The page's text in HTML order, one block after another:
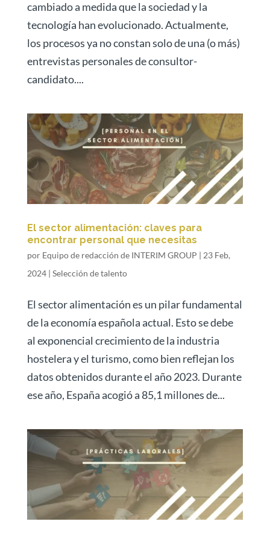
cambiado a medida que la sociedad y la
tecnología han evolucionado. Actualmente,
los procesos ya no constan solo de una (o más)
entrevistas personales de consultor-
candidato....
El sector alimentación: claves para
encontrar personal que necesitas
por Equipo de redacción de INTERIM GROUP | 23 Feb,
2024| Selección de talento
El sector alimentación es un pilar fundamental
de la economía española actual. Esto se debe
al exponencial crecimiento de la industria
hostelera y el turismo, como bien reflejan los
datos obtenidos durante el año 2023. Durante
ese año, España acogió a 85,1 millones de...